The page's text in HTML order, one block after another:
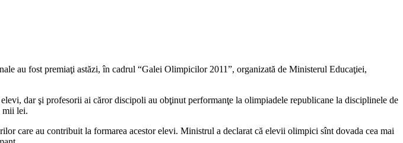
au fost premiaţi astăzi, în cadrul “Galei Olimpicilor 2011”, organizată de Ministerul Educaţiei,
dar şi profesorii ai căror discipoli au obţinut performanţe la olimpiadele republicane la disciplinele de
mii lei.
care au contribuit la formarea acestor elevi. Ministrul a declarat că elevii olimpici sînt dovada cea mai